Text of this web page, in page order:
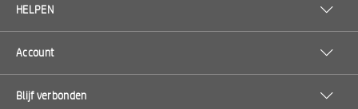
HELPEN
Account
Blijf verbonden